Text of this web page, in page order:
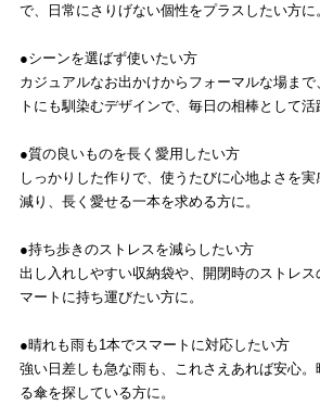
で、日常にさりげない個性をプラスしたい方に
●シーンを選ばず使いたい方
カジュアルなお出かけからフォーマルな場ま
トにも馴染むデザインで、毎日の相棒として活
●質の良いものを長く愛用したい方
しっかりした作りで、使うたびに心地よさを
減り、長く愛せる一本を求める方に。
●持ち歩きのストレスを減らしたい方
出し入れしやすい収納袋や、開閉時のストレス
マートに持ち運びたい方に。
●晴れも雨も1本でスマートに対応したい方
強い日差しも急な雨も、これさえあれば安心
る傘を探している方に。